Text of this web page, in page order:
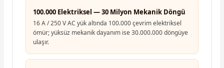
100.000 Elektriksel — 30 Milyon Mekanik Döngü
16 A / 250 V AC yük altında 100.000 çevrim elektriksel
ömür; yüksüz mekanik dayanım ise 30.000.000 döngüye
ulaşır.